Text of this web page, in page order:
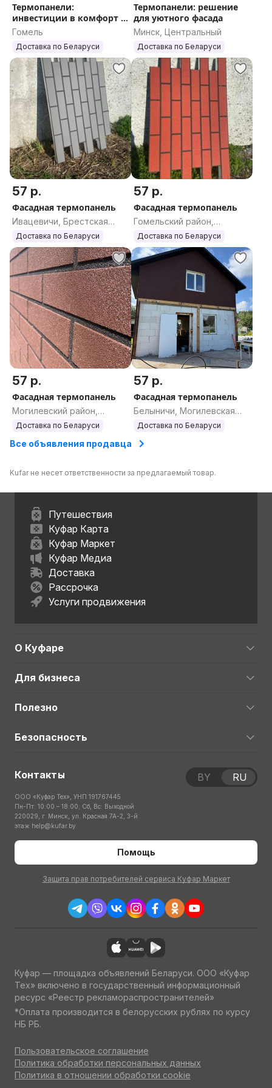
Термопанели:
инвестиции в комфорт и
экономию
Гомель
Доставка по Беларуси
Термопанели: решение
для уютного фасада
Минск, Центральный
Доставка по Беларуси
57 р.
Фасадная термопанель
Ивацевичи, Брестская
область
Доставка по Беларуси
57 р.
Фасадная термопанель
Гомельский район,
Гомельская область
Доставка по Беларуси
57 р.
Фасадная термопанель
Могилевский район,
Могилевская область
Доставка по Беларуси
57 р.
Фасадная термопанель
Белыничи, Могилевская
область
Доставка по Беларуси
Все объявления продавца
Kufar не несет ответственности за предлагаемый товар.
Путешествия
Куфар Карта
Куфар Маркет
Куфар Медиа
Доставка
Рассрочка
Услуги продвижения
О Куфаре
Для бизнеса
Полезно
Безопасность
Контакты
ООО «Куфар Тех», УНП 191767445
Пн-Пт: 10:00 – 18:00; Сб, Вс: Выходной
220029, г. Минск, ул. Красная 7А-2, 3-й
этаж help@kufar.by
Помощь
Защита прав потребителей сервиса Куфар Маркет
BY RU
Куфар — площадка объявлений Беларуси. ООО «Куфар
Тех» включено в государственный информационный
ресурс «Реестр рекламораспространителей»
*Оплата производится в белорусских рублях по курсу
НБ РБ.
Пользовательское соглашение
Политика обработки персональных данных
Политика в отношении обработки cookie